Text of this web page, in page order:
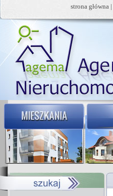
strona główna |